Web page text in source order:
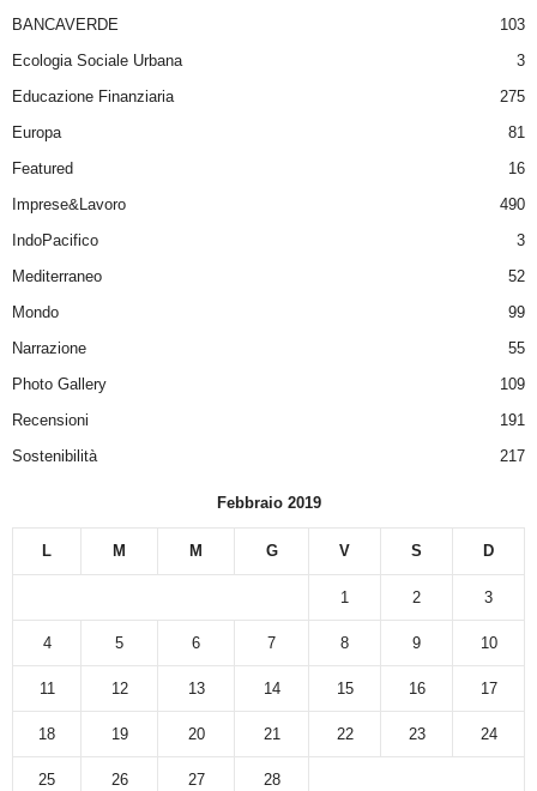
BANCAVERDE
103
Ecologia Sociale Urbana
3
Educazione Finanziaria
275
Europa
81
Featured
16
Imprese&Lavoro
490
IndoPacifico
3
Mediterraneo
52
Mondo
99
Narrazione
55
Photo Gallery
109
Recensioni
191
Sostenibilità
217
Febbraio 2019
L M M G V S D
1 2 3
4 5 6 7 8 9 10
11 12 13 14 15 16 17
18 19 20 21 22 23 24
25 26 27
28